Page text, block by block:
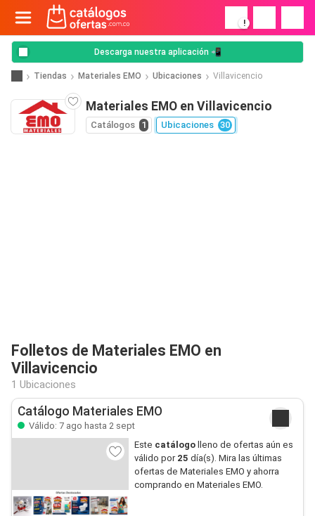
!
Descarga nuestra aplicación 📲
Tiendas Materiales EMO Ubicaciones Villavicencio
Materiales EMO en Villavicencio
Catálogos 1 Ubicaciones 30
Folletos de Materiales EMO en
Villavicencio
1 Ubicaciones
Catálogo Materiales EMO
Válido: 7 ago hasta 2 sept
Este catálogolleno de ofertas aún es
válido por 25 día(s). Mira las últimas
ofertas de Materiales EMO y ahorra
comprando en Materiales EMO.